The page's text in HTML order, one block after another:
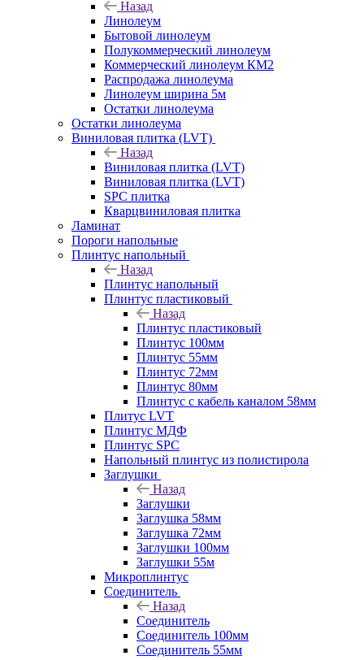
Назад
Линолеум
Бытовой линолеум
Полукоммерческий линолеум
Коммерческий линолеум КМ2
Распродажа линолеума
Линолеум ширина 5м
Остатки линолеума
Остатки линолеума
Виниловая плитка (LVT)
Назад
Виниловая плитка (LVT)
Виниловая плитка (LVT)
SPC плитка
Кварцвиниловая плитка
Ламинат
Пороги напольные
Плинтус напольный
Назад
Плинтус напольный
Плинтус пластиковый
Назад
Плинтус пластиковый
Плинтус 100мм
Плинтус 55мм
Плинтус 72мм
Плинтус 80мм
Плинтус с кабель каналом 58мм
Плитус LVT
Плинтус МДФ
Плинтус SPC
Напольный плинтус из полистирола
Заглушки
Назад
Заглушки
Заглушка 58мм
Заглушка 72мм
Заглушки 100мм
Заглушки 55м
Микроплинтус
Соединитель
Назад
Соединитель
Соединитель 100мм
Соединитель 55мм